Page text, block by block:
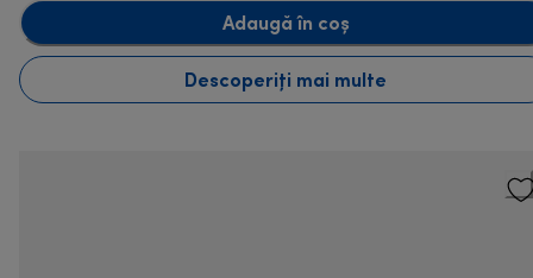
Adaugă în coș
Descoperiți mai multe